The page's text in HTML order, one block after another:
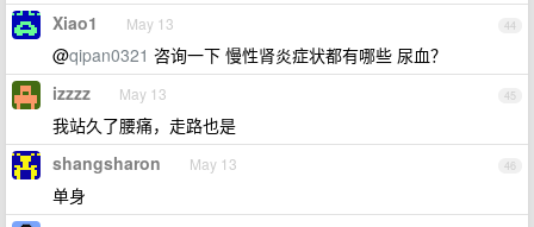
44
Xiao1 May 13
@qipan0321 咨询一下 慢性肾炎症状都有哪些 尿血？
45
izzzz May 13
我站久了腰痛，走路也是
46
shangsharon May 13
单身